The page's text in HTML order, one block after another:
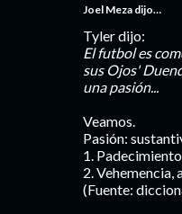
Joel Meza dijo…
Tyler dijo:
El futbol es
sus Ojos'
una pasión...
Veamos.
Pasión:
1.
2. Vehemencia,
(Fuente: